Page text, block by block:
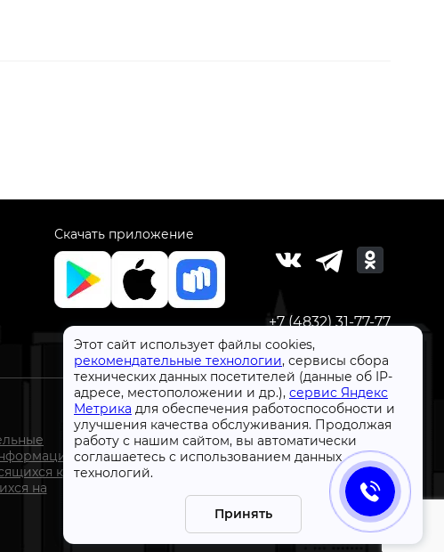
Этот сайт использует файлы cookies,
рекомендательные технологии, сервисы сбора
технических данных посетителей (данные об IP-
адресе, местоположении и др.), сервис Яндекс
Метрика для обеспечения работоспособности и
улучшения качества обслуживания. Продолжая
работу с нашим сайтом, вы автоматически
соглашаетесь с использованием данных
технологий.
Принять
Скачать приложение
+7 (4832) 31-77-77
к
на
СтройлоН 1998-2026 г.
Публичная оферта
Обработка персональных данных
Политика конфиденциальности сервисов Яндекс